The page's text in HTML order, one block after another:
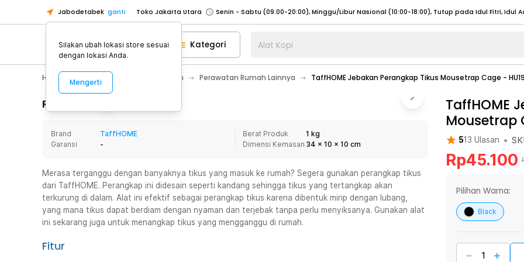
Jabodetabek ganti Toko Jakarta Utara
Toko Tangerang
Toko Cikupa
Pick n Go Jakarta Barat
Senin - Jumat (07:00 - 20:00), Sabtu - Minggu (08:00 - 20:00), Tutup pada Idul Fitri
Pick n Go Bekasi
Senin - Jumat (08:00 - 20:00), Sabtu - Minggu/ Libur Nasional (08:00 - 17:00) Selengkapnya
Senin - Jumat (08:00 - 20:00), Sabtu - Minggu/ Libur Nasional (08:00 - 17:00) Selengkapnya
Senin - Sabtu (09:00-20:00), Minggu/Libur Nasional (12:00-20:00), Tutup pada Idul Fitri
Toko Jakarta Barat
Senin - Sabtu (09:00-20:00), Minggu/Libur Nasional (12:00-20:00), Tutup pada Idul Fitri
Toko Tangerang
Toko Cikupa
Pick n Go Jakarta Barat
Senin - Jumat (07:00 - 20:00), Sabtu - Minggu (08:00 - 20:00), Tutup pada Idul Fitri
Pick n Go Bekasi
Senin - Jumat (08:00 - 20:00), Sabtu - Minggu/ Libur Nasional (08:00 - 17:00)
Selengkapnya
Kategori Alat Kopi
Home Appliance Perawatan Rumah Perawatan Rumah Lainnya TaffHOME Jebakan Perangkap Tikus Mousetrap Cage -
Rincian Produk
Brand
TaffHOME
Garansi
-
Berat Produk
1 kg
Dimensi Kemasan 34 x 10 x 10 cm
Merasa terganggu dengan banyaknya tikus yang masuk ke rumah? Segera gunakan perangkap tikus
dari TaffHOME. Perangkap ini didesain seperti kandang sehingga tikus yang tertangkap akan
terkurung di dalam. Alat ini efektif sebagai perangkap tikus karena dibentuk mirip dengan lubang,
yang mana tikus dapat berdiam dengan nyaman dan terjebak tanpa perlu menyiksanya. Gunakan alat
ini sekarang juga untuk menangkap tikus yang mengganggu di rumah.
Fitur
TaffHOME
Mousetrap
513 Ulasan •
Rp45.100
Pilihan Warna:
Black
Silakan ubah lokasi store sesuai
dengan lokasi Anda.
Mengerti